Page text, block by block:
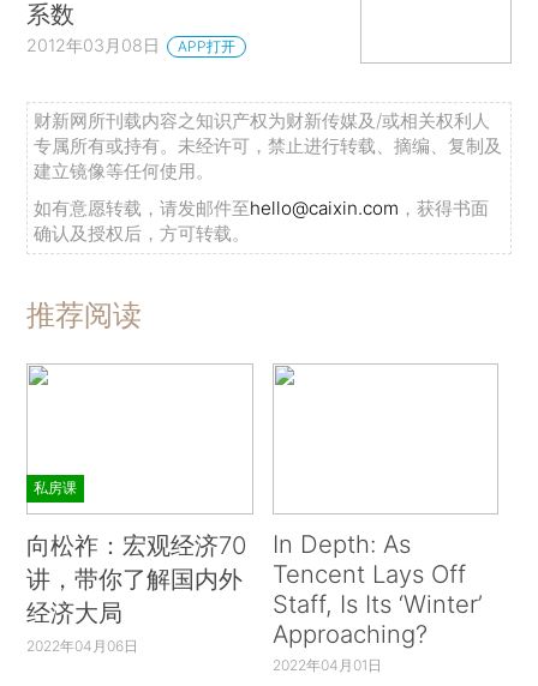
系数
2012年03月08日 APP打开
财新网所刊载内容之知识产权为财新传媒及/或相关权利人
专属所有或持有。未经许可，禁止进行转载、摘编、复制及
建立镜像等任何使用。
如有意愿转载，请发邮件至hello@caixin.com ，获得书面
确认及授权后，方可转载。
推荐阅读
私房课
向松祚：宏观经济70
讲，带你了解国内外
经济大局
2022年04月06日
In Depth: As
Tencent Lays Off
Staff, Is Its ‘Winter’
Approaching?
2022年04月01日